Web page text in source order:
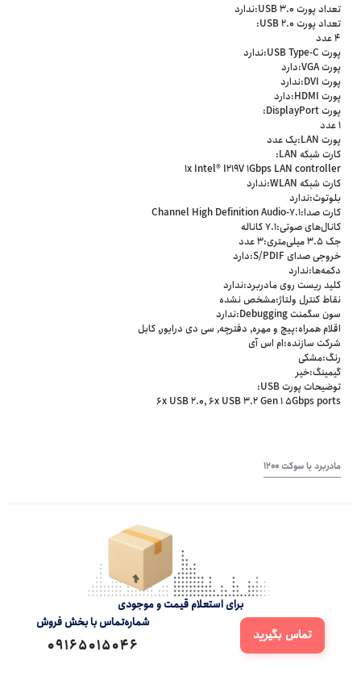
تعداد پورت USB 3.0:ندارد
تعداد پورت USB 2.0:
4 عدد
پورت USB Type-C:ندارد
پورت VGA:دارد
پورت DVI:ندارد
پورت HDMI:دارد
پورت DisplayPort:
1 عدد
پورت LAN:یک عدد
کارت شبکه LAN:
1x Intel® I219V 1Gbps LAN controller
کارت شبکه WLAN:ندارد
بلوتوث:ندارد
کارت صدا:7.1-Channel High Definition Audio
کانال‌های صوتی:7.1 کاناله
جک 3.5 میلی‌متری:3 عدد
خروجی صدای S/PDIF:دارد
دکمه‌ها:ندارد
کلید ریست روی مادربرد:ندارد
نقاط کنترل ولتاژ:مشخص نشده
سون سگمنت Debugging:ندارد
اقلام همراه:پیچ و مهره, دفترچه, سی دی درایور, کابل
شرکت سازنده:ام اس آی
رنگ:مشکی
گیمینگ:خیر
توضیحات پورت USB:
6x USB 2.0, 6x USB 3.2 Gen 1 5Gbps ports
مادربرد با سوکت 1200
برای استعلام قیمت و موجودی
تماس بگیرید
شماره‌تماس‌ با‌ بخش فروش
09165015046